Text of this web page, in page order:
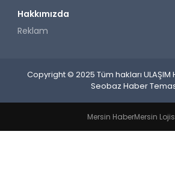
Hakkımızda
Reklam
Copyright © 2025 Tüm hakları ULAŞIM
Seobaz Haber
Mersin HaberMersin